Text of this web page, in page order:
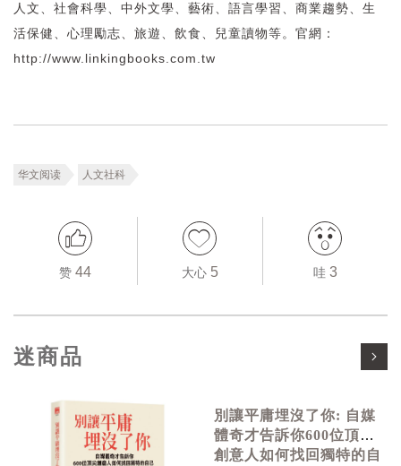
人文、社會科學、中外文學、藝術、語言學習、商業趨勢、生
活保健、心理勵志、旅遊、飲食、兒童讀物等。官網：
http://www.linkingbooks.com.tw
华文阅读 人文社科
赞44 大心 5 哇 3
迷商品
別讓平庸埋沒了你: 自媒
體奇才告訴你600位頂尖
創意人如何找回獨特的自